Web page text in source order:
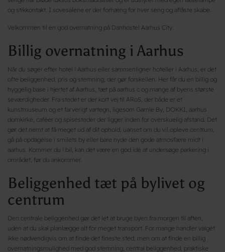
og stikkontakt. I sovesalene er der forhæng for hver seng og aflåste skabe.
Velkommen til en god overnatning på Danhostel Aarhus City.
Billig overnatning i Aarhus
Når du søger efter hotel i Aarhus eller sammenligner hoteller i Aarhus, er det
ofte beliggenhed, pris og stemning, der gør forskellen. Her får du en billig og
hyggelig base i hjertet af Aarhus, tæt på aarhus c og mange af byens største
seværdigheder. Fra stedet er der kort vej til ARoS, der både er et
kunstmuseum og et farverigt vartegn, ligesom Gamle By, DOKK1, aarhus
domkirke, caféer og spisesteder der ligger inden for overskuelig afstand. Det
gør det nemt at få meget ud af dit ophold, uanset om du vil opleve centrum,
gå på opdagelse i smilets by eller bare nyde den gode atmosfære midt i
aarhus. Kommer du i bil, kan det være en god idé at undersøge parkering i
området, før du ankommer.
Beliggenhed tæt på bylivet og
centrum
Den centrale beliggenhed gør det let at bruge byen fra morgen til aften,
uden at du skal planlægge alt for meget transport. For mange handler valget
ikke nødvendigvis om at finde det fineste sted, men om at finde en billig
overnatningsmulighed med god stemning, central beliggenhed, praktiske